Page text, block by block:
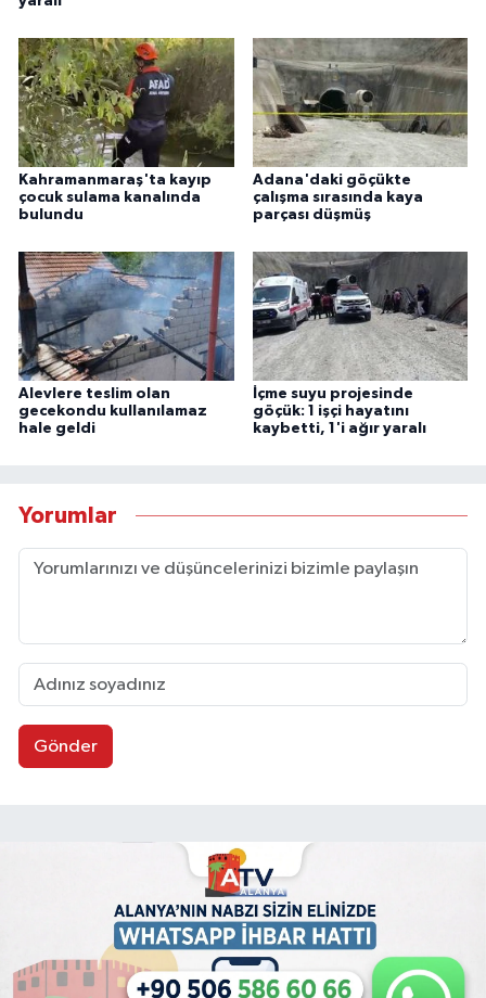
Kahramanmaraş'ta kayıp
çocuk sulama kanalında
bulundu
Adana'daki göçükte
çalışma sırasında kaya
parçası düşmüş
Alevlere teslim olan
gecekondu kullanılamaz
hale geldi
İçme suyu projesinde
göçük: 1 işçi hayatını
kaybetti, 1'i ağır yaralı
Yorumlar
Gönder